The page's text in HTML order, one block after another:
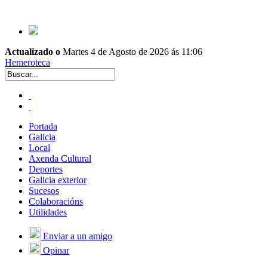
Actualizado o Martes 4 de Agosto de 2026 ás 11:06
Hemeroteca
Portada
Galicia
Local
Axenda Cultural
Deportes
Galicia exterior
Sucesos
Colaboracións
Utilidades
Enviar a un amigo
Opinar